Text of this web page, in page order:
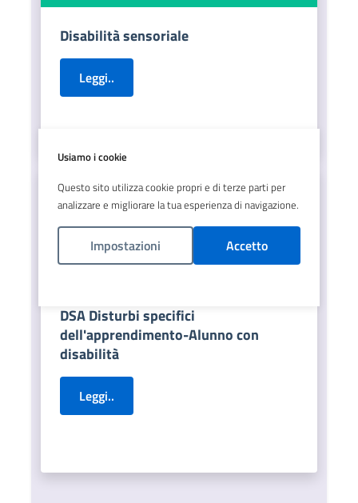
Disabilità sensoriale
Leggi..
DSA Disturbi specifici
dell'apprendimento-Alunno con
disabilità
Leggi..
Usiamo i cookie
Questo sito utilizza cookie propri e di terze parti per
analizzare e migliorare la tua esperienza di navigazione.
Impostazioni Accetto